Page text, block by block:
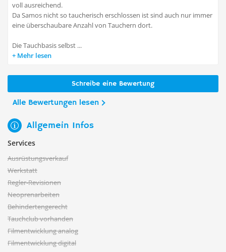
voll ausreichend.
Da Samos nicht so taucherisch erschlossen ist sind auch nur immer
eine überschaubare Anzahl von Tauchern dort.
Die Tauchbasis selbst ...
Mehr lesen
Schreibe eine Bewertung
Alle Bewertungen lesen
Allgemein Infos
Services
Ausrüstungsverkauf
Werkstatt
Regler-Revisionen
Neoprenarbeiten
Behindertengerecht
Tauchclub vorhanden
Filmentwicklung analog
Filmentwicklung digital